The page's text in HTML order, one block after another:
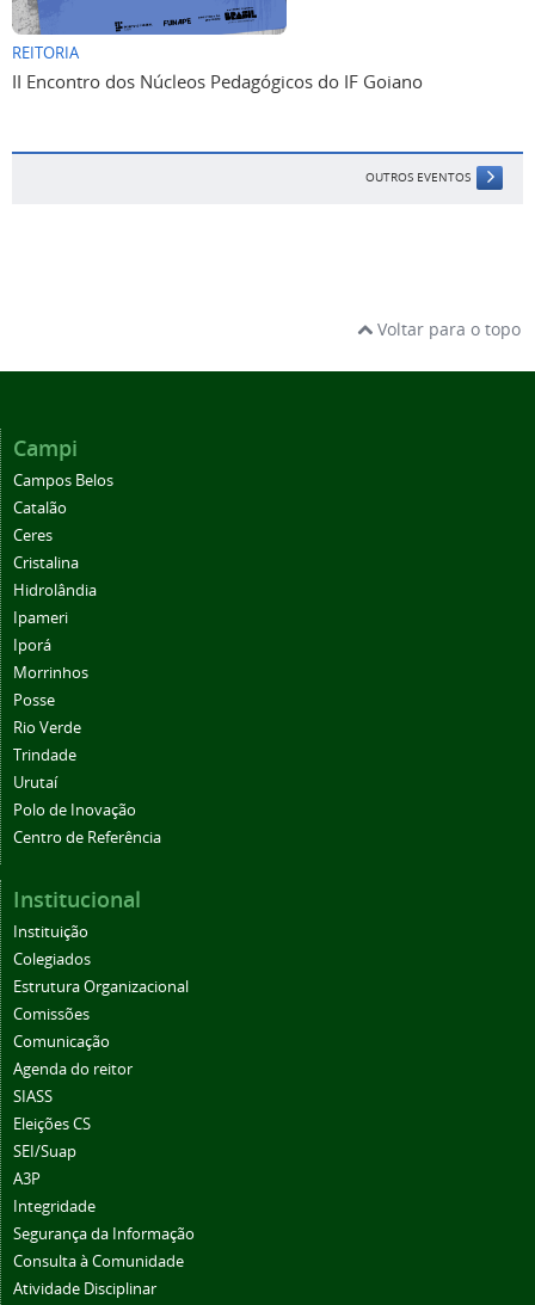
REITORIA
II Encontro dos Núcleos Pedagógicos do IF Goiano
OUTROS EVENTOS
Voltar para o topo
Campi
Campos Belos
Catalão
Ceres
Cristalina
Hidrolândia
Ipameri
Iporá
Morrinhos
Posse
Rio Verde
Trindade
Urutaí
Polo de Inovação
Centro de Referência
Institucional
Instituição
Colegiados
Estrutura Organizacional
Comissões
Comunicação
Agenda do reitor
SIASS
Eleições CS
SEI/Suap
A3P
Integridade
Segurança da Informação
Consulta à Comunidade
Atividade Disciplinar